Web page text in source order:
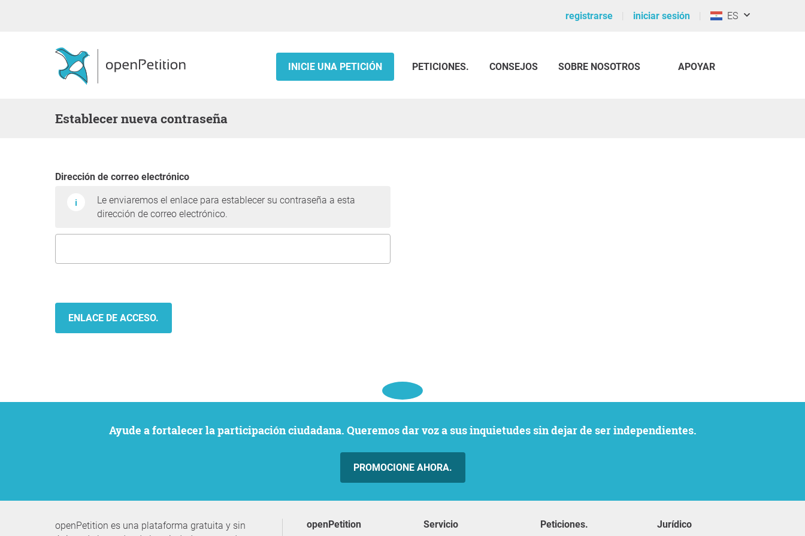
registrarse iniciar sesión ES
INICIE UNA PETICIÓN PETICIONES. CONSEJOS SOBRE NOSOTROS APOYAR
Establecer nueva contraseña
Dirección de correo electrónico
Le enviaremos el enlace para establecer su contraseña a esta
dirección de correo electrónico.
ENLACE DE ACCESO.
Ayude a fortalecer la participación ciudadana. Queremos dar voz a sus inquietudes sin dejar de ser independientes.
PROMOCIONE AHORA.
openPetition es una plataforma gratuita y sin
openPetition servicio Peticiones. Jurídico